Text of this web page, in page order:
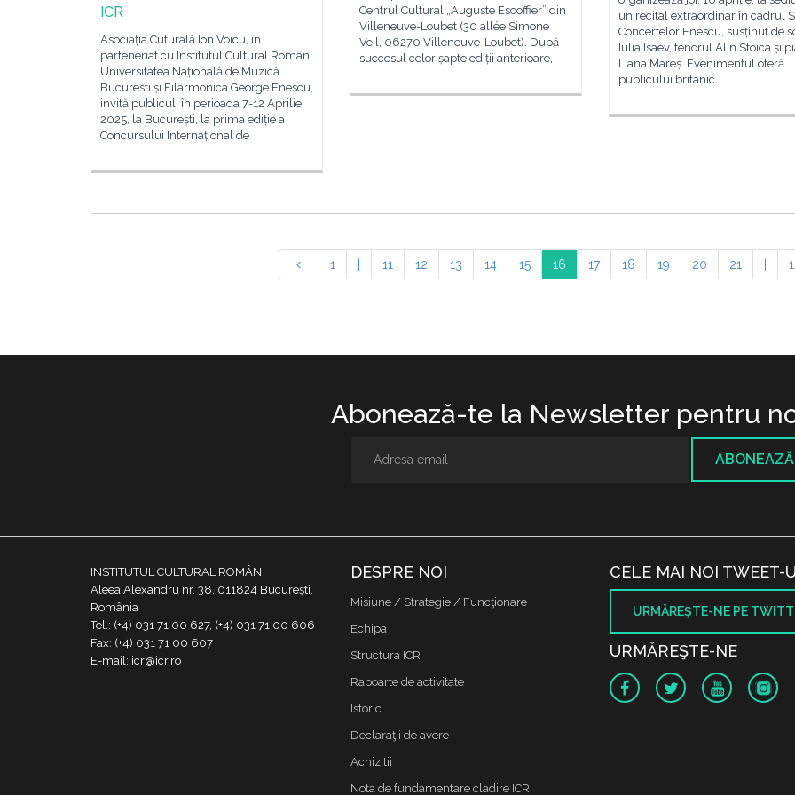
un recital extraordinar în cadrul
Concertelor Enescu, susținut de
Iulia Isaev, tenorul Alin Stoica și
Liana Mareș. Evenimentul oferă
publicului britanic
Centrul Cultural „Auguste Escoffier” din
Villeneuve-Loubet (30 allée Simone
Veil, 06270 Villeneuve-Loubet). După
succesul celor șapte ediții anterioare,
ICR
Asociația Cuturală Ion Voicu, în
parteneriat cu Institutul Cultural Român,
Universitatea Națională de Muzică
Bucuresti și Filarmonica George Enescu,
invită publicul, în perioada 7-12 Aprilie
2025, la București, la prima ediție a
Concursului Internațional de
1 11 12 13 14 15 16 17 18 19 20 21
Abonează-te la Newsletter pentru
INSTITUTUL CULTURAL ROMÂN
Aleea Alexandru nr. 38, 011824 București,
România
Tel.: (+4) 031 71 00 627, (+4) 031 71 00 606
Fax: (+4) 031 71 00 607
E-mail: icr@icr.ro
DESPRE NOI
Misiune / Strategie / Funcţionare
Echipa
Structura ICR
Rapoarte de activitate
Istoric
Declaraţii de avere
Achizitii
Nota de fundamentare cladire ICR
CELE MAI NOI TWEET-
URMĂREŞTE-NE PE
URMĂREŞTE-NE